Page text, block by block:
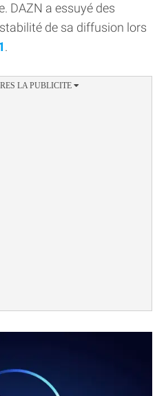
DAZN a essuyé des
de sa diffusion lors
.